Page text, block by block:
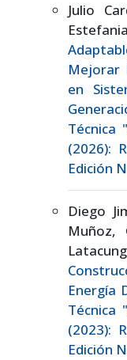
Julio
Mejorar
en
Técnica
(2026):
Edición
Diego
Muñoz,
Energía
Técnica
(2023):
Edición